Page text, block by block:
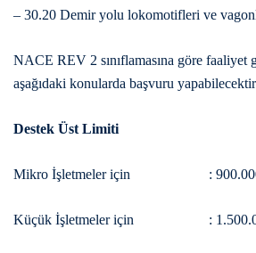
– 30.20 Demir yolu lokomotifleri ve
NACE REV 2 sınıflamasına göre faaliyet
aşağıdaki konularda başvuru
Destek Üst Limiti
Mikro İşletmeler için :
Küçük İşletmeler için :